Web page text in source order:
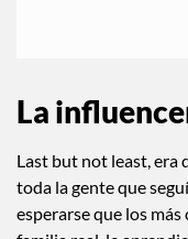
La
Last but not least, era
toda la gente que
esperarse que los más